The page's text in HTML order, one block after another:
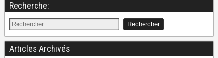
Recherche:
Articles Archivés